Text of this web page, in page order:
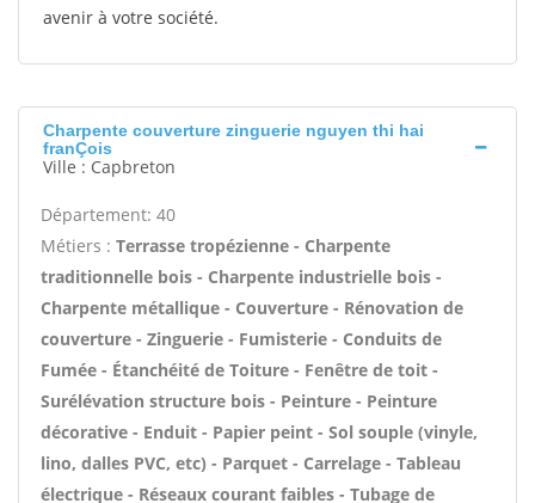
avenir à votre société.
Charpente couverture zinguerie nguyen thi hai
franÇois
Ville : Capbreton
Département: 40
Métiers : Terrasse tropézienne - Charpente
traditionnelle bois - Charpente industrielle bois -
Charpente métallique - Couverture - Rénovation de
couverture - Zinguerie - Fumisterie - Conduits de
Fumée - Étanchéité de Toiture - Fenêtre de toit -
Surélévation structure bois - Peinture - Peinture
décorative - Enduit - Papier peint - Sol souple (vinyle,
lino, dalles PVC, etc) - Parquet - Carrelage - Tableau
électrique - Réseaux courant faibles - Tubage de